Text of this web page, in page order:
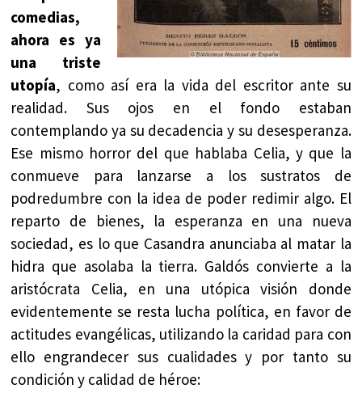
comedias,
ahora es ya
una triste
utopía, como así era la vida del escritor ante su
realidad. Sus ojos en el fondo estaban
contemplando ya su decadencia y su desesperanza.
Ese mismo horror del que hablaba Celia, y que la
conmueve para lanzarse a los sustratos de
podredumbre con la idea de poder redimir algo. El
reparto de bienes, la esperanza en una nueva
sociedad, es lo que Casandra anunciaba al matar la
hidra que asolaba la tierra. Galdós convierte a la
aristócrata Celia, en una utópica visión donde
evidentemente se resta lucha política, en favor de
actitudes evangélicas, utilizando la caridad para con
ello engrandecer sus cualidades y por tanto su
condición y calidad de héroe: